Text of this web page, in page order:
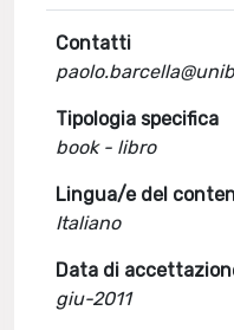
Contatti
Tipologia specifica
book - libro
Lingua/e del
Italiano
Data di
giu-2011